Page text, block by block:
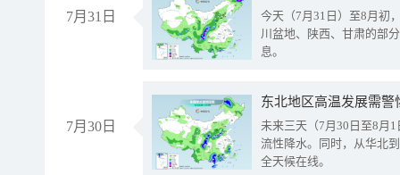
7月31日
今天（7月31日）至8月初
川盆地、陕西、甘肃的部
息。
7月30日
东北地区高温发展需
未来三天（7月30日至8月
流性降水。同时，从华北
全天候在线。